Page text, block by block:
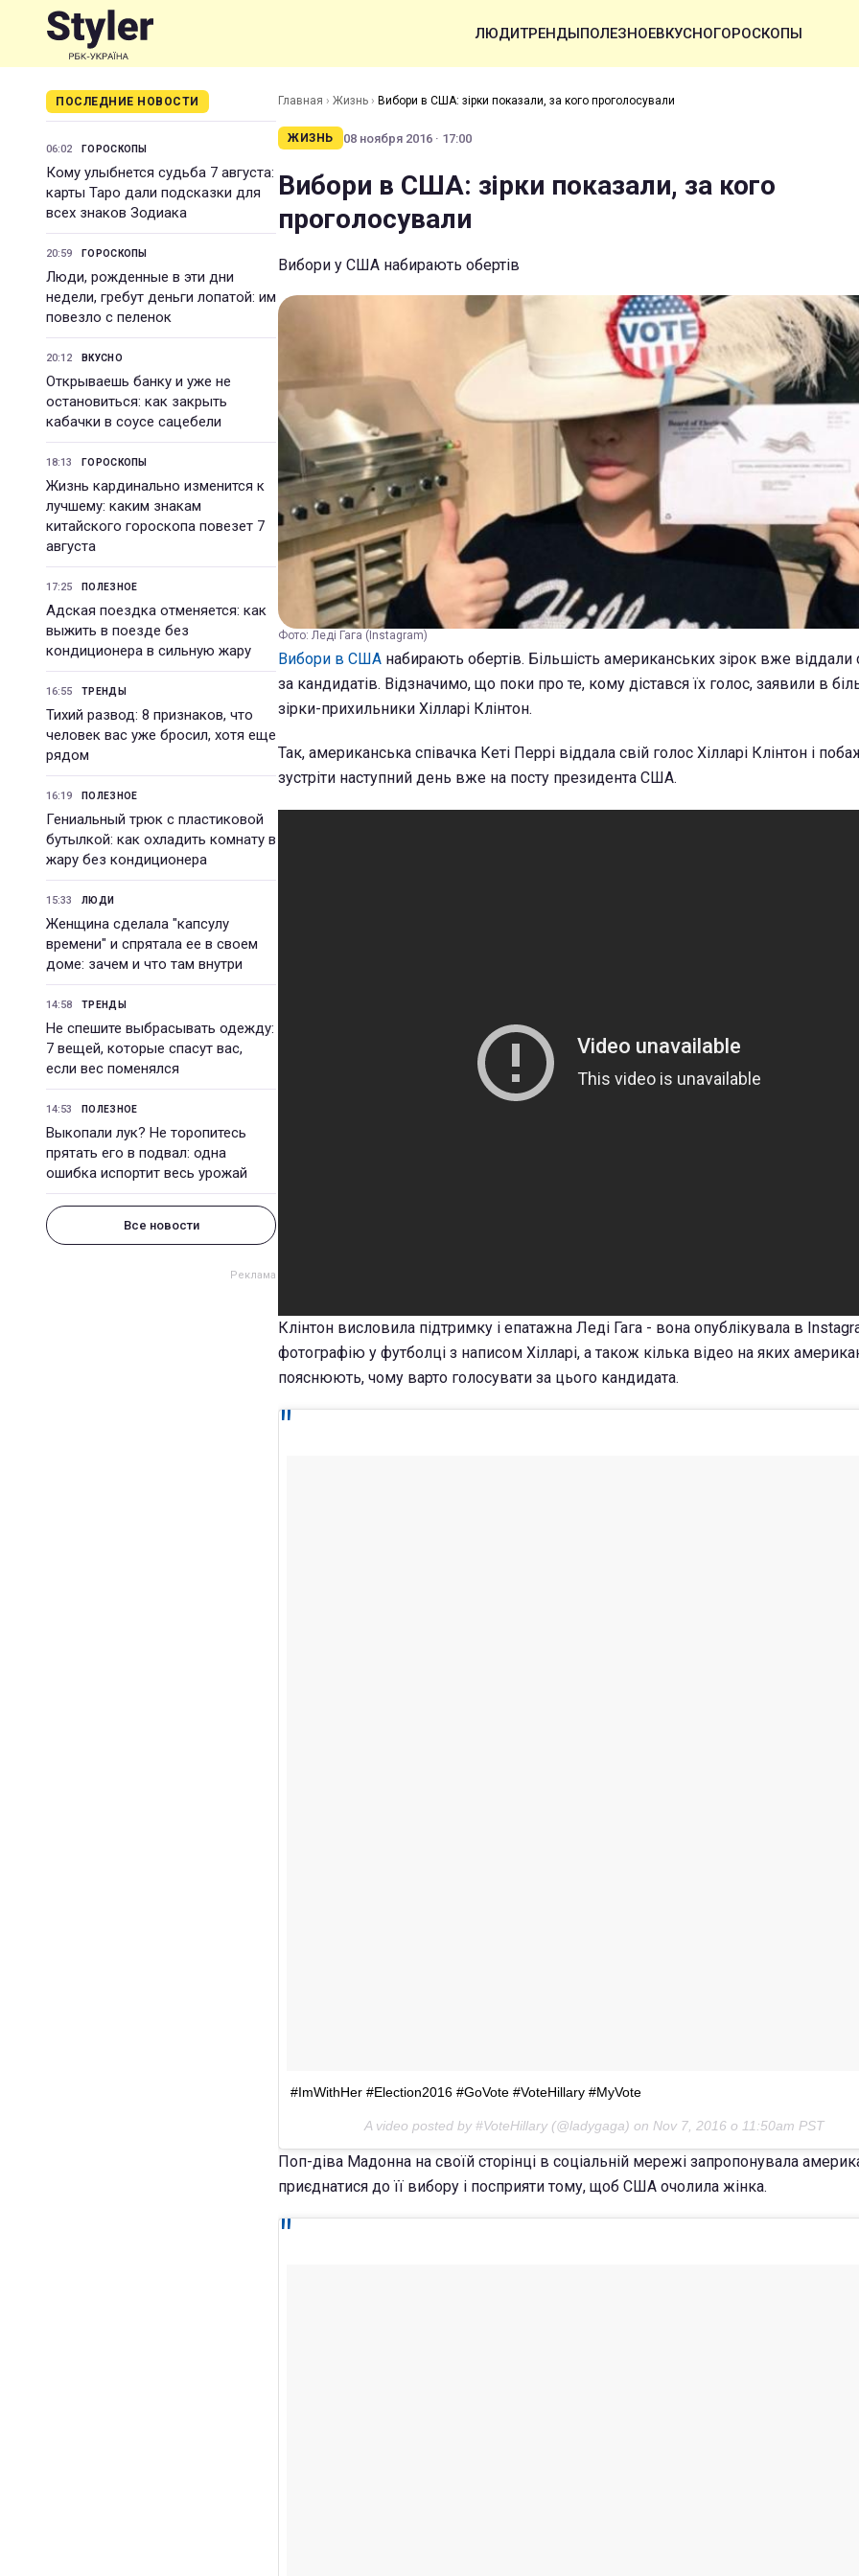
ЛЮДИТРЕНДЫПОЛЕЗНОЕВКУСНОГОРОСКОПЫ
ПОСЛЕДНИЕ НОВОСТИ
06:02 ГОРОСКОПЫ
Кому улыбнется судьба 7 августа:
карты Таро дали подсказки для
всех знаков Зодиака
20:59 ГОРОСКОПЫ
Люди, рожденные в эти дни
недели, гребут деньги лопатой: им
повезло с пеленок
20:12 ВКУСНО
Открываешь банку и уже не
остановиться: как закрыть
кабачки в соусе сацебели
18:13 ГОРОСКОПЫ
Жизнь кардинально изменится к
лучшему: каким знакам
китайского гороскопа повезет 7
августа
17:25 ПОЛЕЗНОЕ
Адская поездка отменяется: как
выжить в поезде без
кондиционера в сильную жару
16:55 ТРЕНДЫ
Тихий развод: 8 признаков, что
человек вас уже бросил, хотя еще
рядом
16:19 ПОЛЕЗНОЕ
Гениальный трюк с пластиковой
бутылкой: как охладить комнату в
жару без кондиционера
15:33 ЛЮДИ
Женщина сделала "капсулу
времени" и спрятала ее в своем
доме: зачем и что там внутри
14:58 ТРЕНДЫ
Не спешите выбрасывать одежду:
7 вещей, которые спасут вас,
если вес поменялся
14:53 ПОЛЕЗНОЕ
Выкопали лук? Не торопитесь
прятать его в подвал: одна
ошибка испортит весь урожай
Все новости
Главная › Жизнь › Вибори в США: зірки показали, за кого проголосували
ЖИЗНЬ 08 ноября 2016 · 17:00
Вибори в США: зірки показали, за кого
проголосували
Вибори у США набирають обертів
Фото: Леді Гага (Instagram)
Вибори в США набирають обертів. Більшість американських зірок вже віддали
за кандидатів. Відзначимо, що поки про те, кому дістався їх голос, заявили в
зірки-прихильники Хілларі Клінтон.
Так, американська співачка Кеті Перрі віддала свій голос Хілларі Клінтон і
зустріти наступний день вже на посту президента США.
Клінтон висловила підтримку і епатажна Леді Гага - вона опублікувала в
фотографію у футболці з написом Хілларі, а також кілька відео на яких
пояснюють, чому варто голосувати за цього кандидата.
#ImWithHer #Election2016 #GoVote #VoteHillary #MyVote
A video posted by #VoteHillary (@ladygaga) on Nov 7, 2016 о 11:50am PST
Поп-діва Мадонна на своїй сторінці в соціальній мережі запропонувала
приєднатися до її вибору і посприяти тому, щоб США очолила жінка.